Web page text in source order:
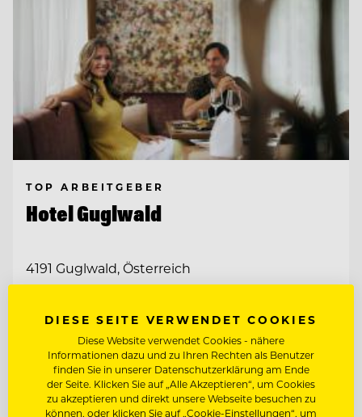
TOP ARBEITGEBER
Hotel Guglwald
4191 Guglwald, Österreich
PÂTISSIER / KONDITOR
JUNGKOCH
DIESE SEITE VERWENDET COOKIES
Diese Website verwendet Cookies - nähere
Informationen dazu und zu Ihren Rechten als Benutzer
finden Sie in unserer Datenschutzerklärung am Ende
der Seite. Klicken Sie auf „Alle Akzeptieren“, um Cookies
zu akzeptieren und direkt unsere Webseite besuchen zu
können, oder klicken Sie auf „Cookie-Einstellungen“, um